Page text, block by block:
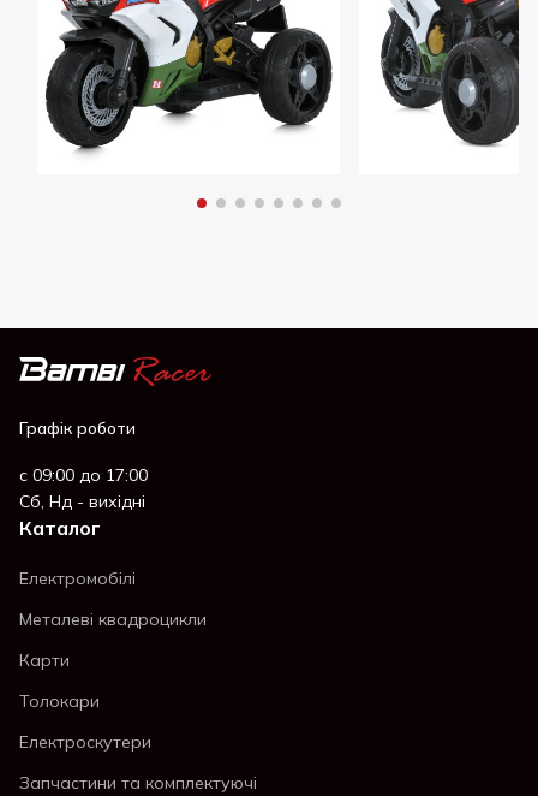
Графік роботи
с 09:00 до 17:00
Сб, Нд - вихідні
Каталог
Електромобілі
Металеві квадроцикли
Карти
Толокари
Електроскутери
Запчастини та комплектуючі